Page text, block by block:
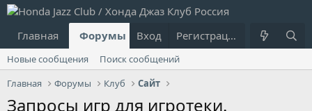
Главная Форумы Что нового?
Вход Регистрация
Новые сообщения
Поиск сообщений
Главная
Форумы Клуб Сайт
Запросы игр для игротеки.